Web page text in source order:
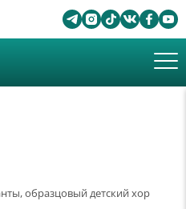
образцовый детский хор